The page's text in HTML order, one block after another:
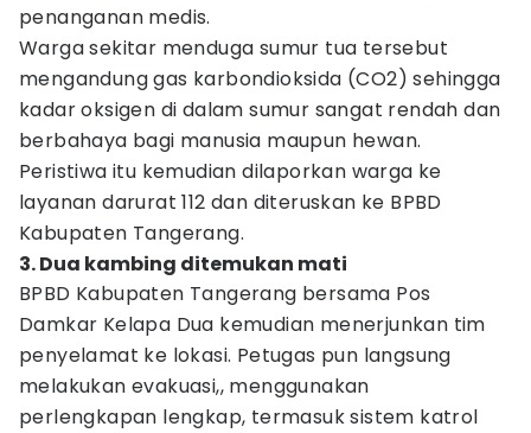
penanganan medis.
Warga sekitar menduga sumur tua tersebut
mengandung gas karbondioksida (CO2) sehingga
kadar oksigen di dalam sumur sangat rendah dan
berbahaya bagi manusia maupun hewan.
Peristiwa itu kemudian dilaporkan warga ke
layanan darurat 112 dan diteruskan ke BPBD
Kabupaten Tangerang.
3. Dua kambing ditemukan mati
BPBD Kabupaten Tangerang bersama Pos
Damkar Kelapa Dua kemudian menerjunkan tim
penyelamat ke lokasi. Petugas pun langsung
melakukan evakuasi,, menggunakan
perlengkapan lengkap, termasuk sistem katrol